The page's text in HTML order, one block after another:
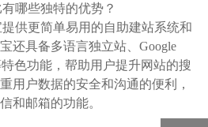
有哪些独特的优势？
提供更简单易用的自助建站系统和
还具备多语言独立站、Google
色功能，帮助用户提升网站的搜
用户数据的安全和沟通的便利，
和邮箱的功能。